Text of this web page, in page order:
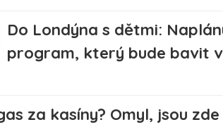
Do Londýna s dětmi:
program, který bude bavit
za kasíny? Omyl, jsou